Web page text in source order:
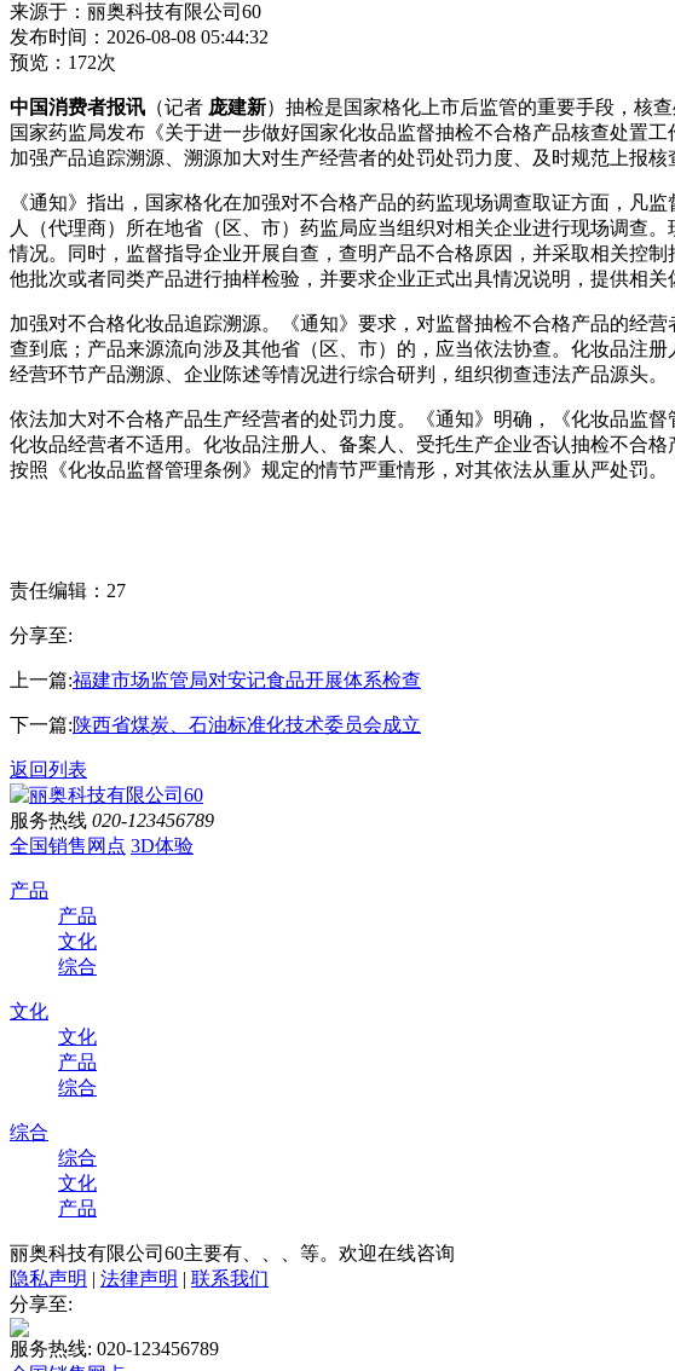
来源于：丽奥科技有限公司60
发布时间：2026-08-08 05:44:32
预览：172次
中国消费者报讯 （记者 庞建新）抽检是国家格化上市后监管的重要手段，核
国家药监局发布《关于进一步做好国家化妆品监督抽检不合格产品核查处置
加强产品追踪溯源、溯源加大对生产经营者的处罚处罚力度、及时规范上报核
《通知》指出，国家格化在加强对不合格产品的药监现场调查取证方面，凡
人（代理商）所在地省（区、市）药监局应当组织对相关企业进行现场调查
情况。同时，监督指导企业开展自查，查明产品不合格原因，并采取相关控
他批次或者同类产品进行抽样检验，并要求企业正式出具情况说明，提供相关
加强对不合格化妆品追踪溯源。《通知》要求，对监督抽检不合格产品的经
查到底；产品来源流向涉及其他省（区、市）的，应当依法协查。化妆品注
经营环节产品溯源、企业陈述等情况进行综合研判，组织彻查违法产品源头。
依法加大对不合格产品生产经营者的处罚力度。《通知》明确，《化妆品监
化妆品经营者不适用。化妆品注册人、备案人、受托生产企业否认抽检不合
按照《化妆品监督管理条例》规定的情节严重情形，对其依法从重从严处罚。
责任编辑：27
分享至:
上一篇:福建市场监管局对安记食品开展体系检查
下一篇:陕西省煤炭、石油标准化技术委员会成立
返回列表
服务热线 020-123456789
全国销售网点 3D体验
产品
产品
文化
综合
文化
文化
产品
综合
综合
综合
文化
产品
丽奥科技有限公司60主要有、、、等。欢迎在线咨询
隐私声明 | 法律声明 | 联系我们
分享至:
服务热线: 020-123456789